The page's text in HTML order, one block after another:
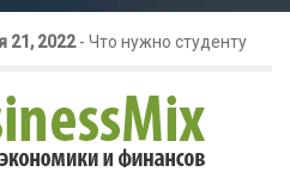
21, 2022- Что нужно студенту
открытия бизнеса?
26, 2022-Телефония для